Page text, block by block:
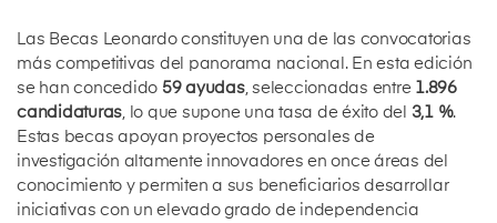
Las Becas Leonardo constituyen una de las convocatorias
más competitivas del panorama nacional. En esta edición
se han concedido 59 ayudas, seleccionadas entre 1.896
candidaturas , lo que supone una tasa de éxito del 3,1 %.
Estas becas apoyan proyectos personales de
investigación altamente innovadores en once áreas del
conocimiento y permiten a sus beneficiarios desarrollar
iniciativas con un elevado grado de independencia